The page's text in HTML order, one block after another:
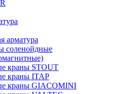
арматура
соленойдные
краны STOUT
краны ITAP
краны GIACOMINI